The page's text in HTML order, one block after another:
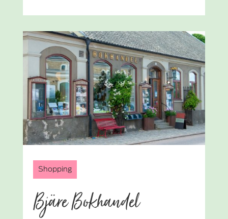
Shopping
Bjäre Bokhandel